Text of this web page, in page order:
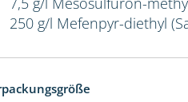
250 g/l Mefenpyr-diethyl